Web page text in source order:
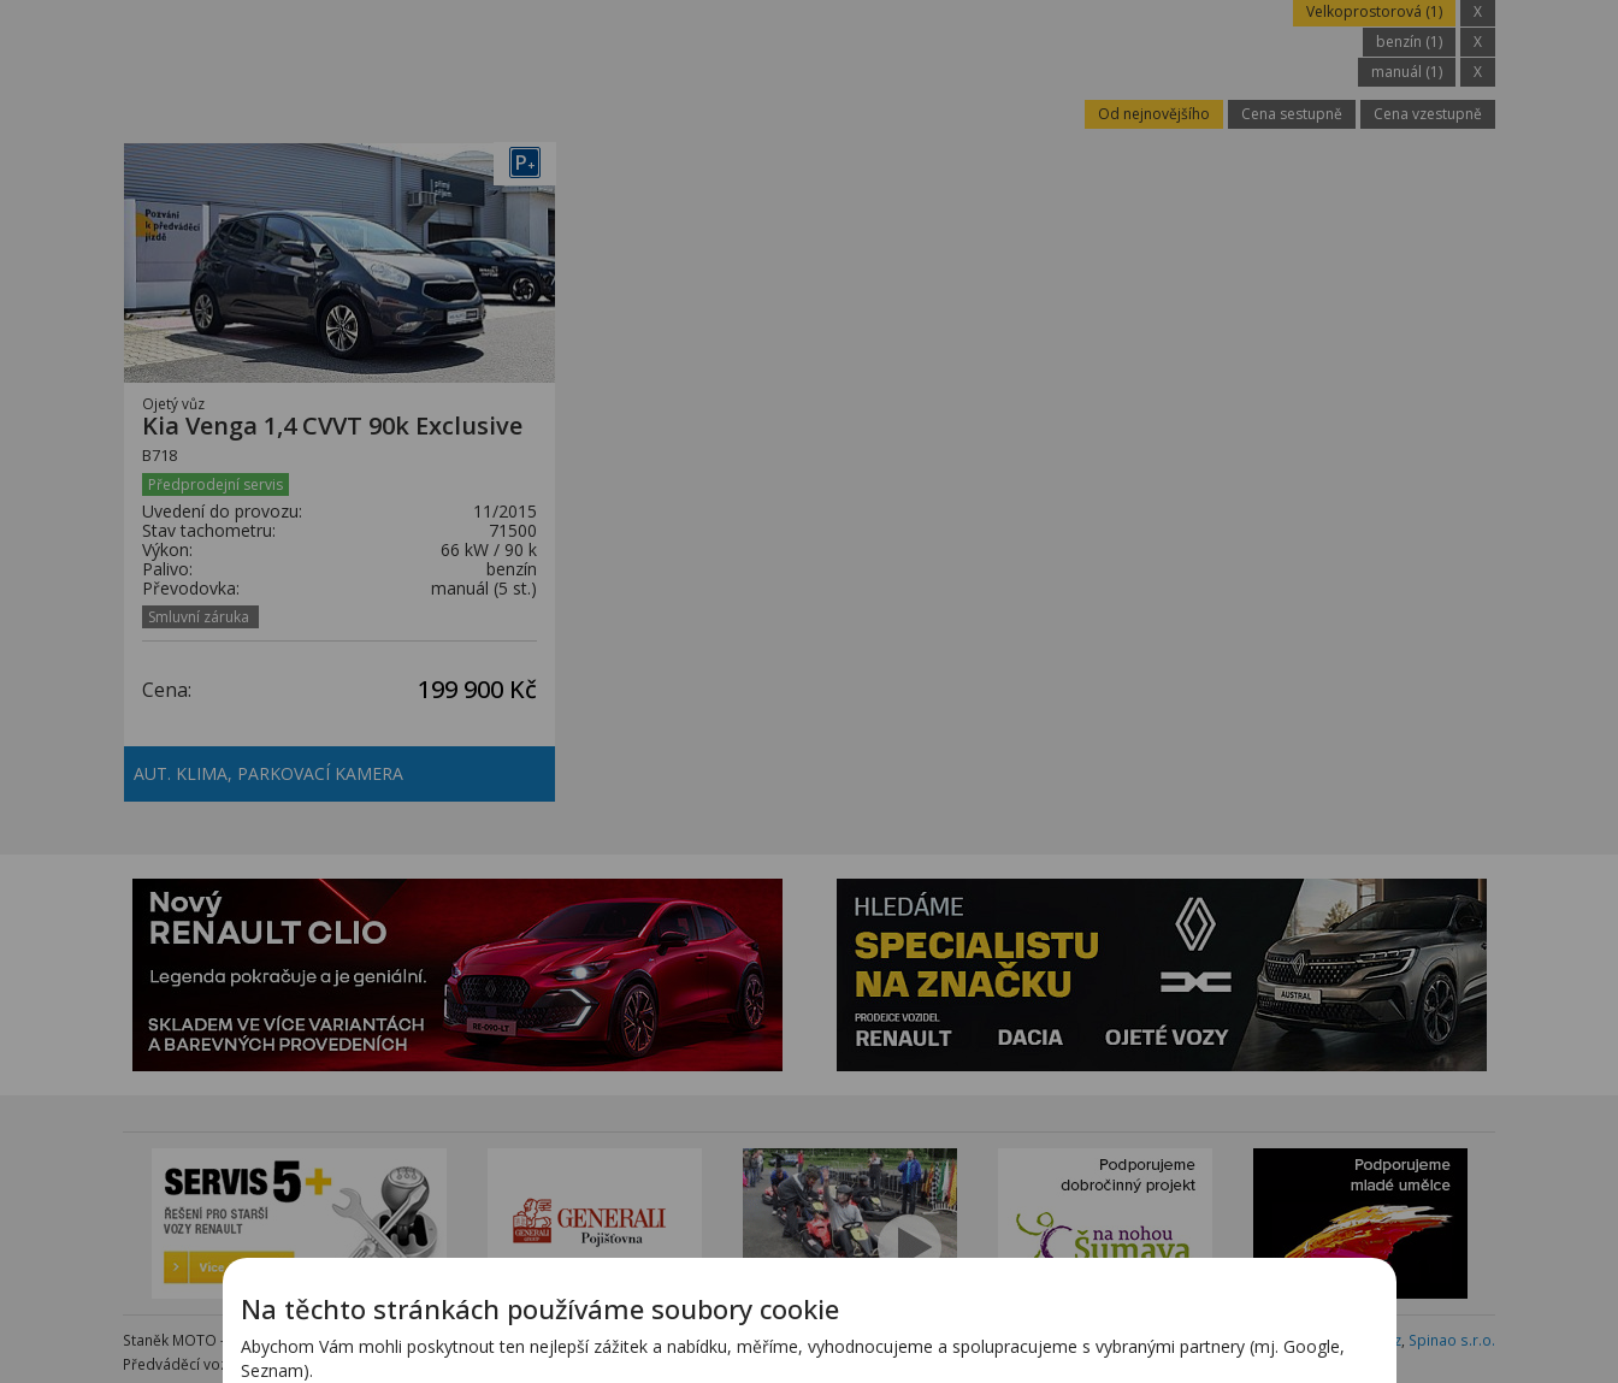
Velkoprostorová (1)
X
benzín (1)
X
manuál (1)
X
Od nejnovějšího Cena sestupně Cena vzestupně
P+
Ojetý vůz
Kia Venga 1,4 CVVT 90k Exclusive
B718
Předprodejní servis
Uvedení do provozu:
11/2015
Stav tachometru:
71500
Výkon:
66 kW / 90 k
Palivo:
benzín
Převodovka:
manuál (5 st.)
Smluvní záruka
Cena: 199 900 Kč
AUT. KLIMA, PARKOVACÍ KAMERA
Staněk MOTO - autorizovaný dealer KTM - e-shop s kompletním sortimentem KTMwww.stanekmoto.cz
Předváděcí vozy - kompletní nabídka na specializovaných stránkách
Webdesign:Blovský.cz Spinao s.r.o.
Na těchto stránkách používáme soubory cookie
Abychom Vám mohli poskytnout ten nejlepší zážitek a nabídku, měříme, vyhodnocujeme a spolupracujeme s vybranými partnery (mj. Google,
Seznam).